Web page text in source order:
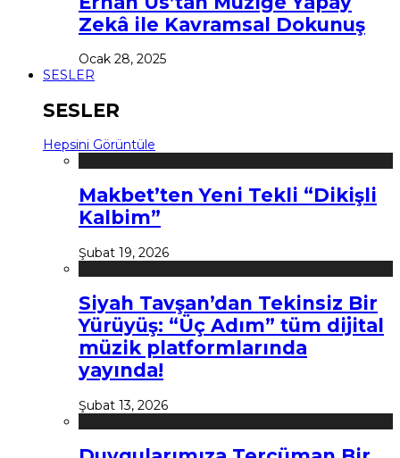
Zekâ ile Kavramsal Dokunuş
Ocak 28, 2025
SESLER
SESLER
Hepsini Görüntüle
Makbet’ten Yeni Tekli “Dikişli
Kalbim”
Şubat 19, 2026
Siyah Tavşan’dan Tekinsiz Bir
Yürüyüş: “Üç Adım” tüm dijital
müzik platformlarında
yayında!
Şubat 13, 2026